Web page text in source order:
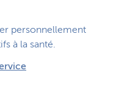
personnellement
à la santé.